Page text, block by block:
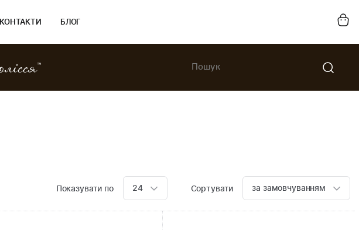
КОНТАКТИ БЛОГ
Показувати по 24 Сортувати за замовчуванням